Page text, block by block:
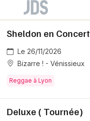
Sheldon en Concert
Le 26/11/2026
Bizarre ! - Vénissieux
Reggae à Lyon
Deluxe ( Tournée)